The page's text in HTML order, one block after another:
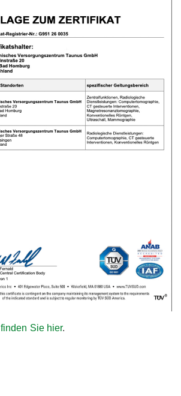
finden Sie hier.